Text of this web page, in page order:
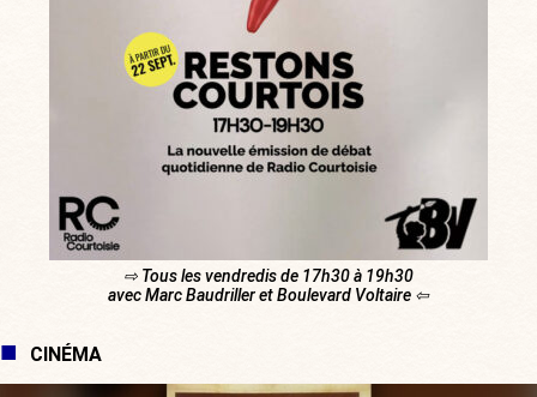
⇨ Tous les vendredis de 17h30 à 19h30
avec Marc Baudriller et Boulevard Voltaire ⇦
CINÉMA